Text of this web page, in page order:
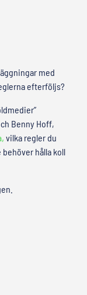
med
efterföljs?
Benny Hoff,
vilka regler du
hålla koll